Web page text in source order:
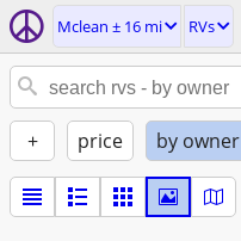
Mclean ± 16 mi RVs
+ price by owner